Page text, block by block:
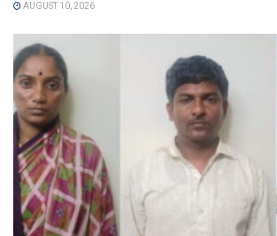
AUGUST 10, 2026